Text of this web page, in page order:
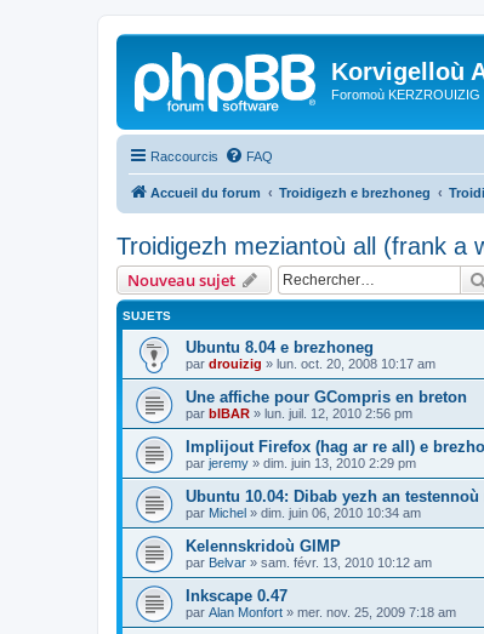
Korvigelloù
Foromoù KERZROUIZIG
Raccourcis FAQ
Accueil du forum Troidigezh e brezhoneg
Troidigezh meziantoù all (frank a
Nouveau sujet
SUJETS
Ubuntu 8.04 e brezhoneg
par drouizig » lun. oct. 20, 2008 10:17 am
Une affiche pour GCompris en breton
par bIBAR » lun. juil. 12, 2010 2:56 pm
Implijout Firefox (hag ar re all) e
par jeremy » dim. juin 13, 2010 2:29 pm
Ubuntu 10.04: Dibab yezh an
par Michel » dim. juin 06, 2010 10:34 am
Kelennskridoù GIMP
par Belvar » sam. févr. 13, 2010 10:12 am
Inkscape 0.47
par Alan Monfort » mer. nov. 25, 2009 7:18 am